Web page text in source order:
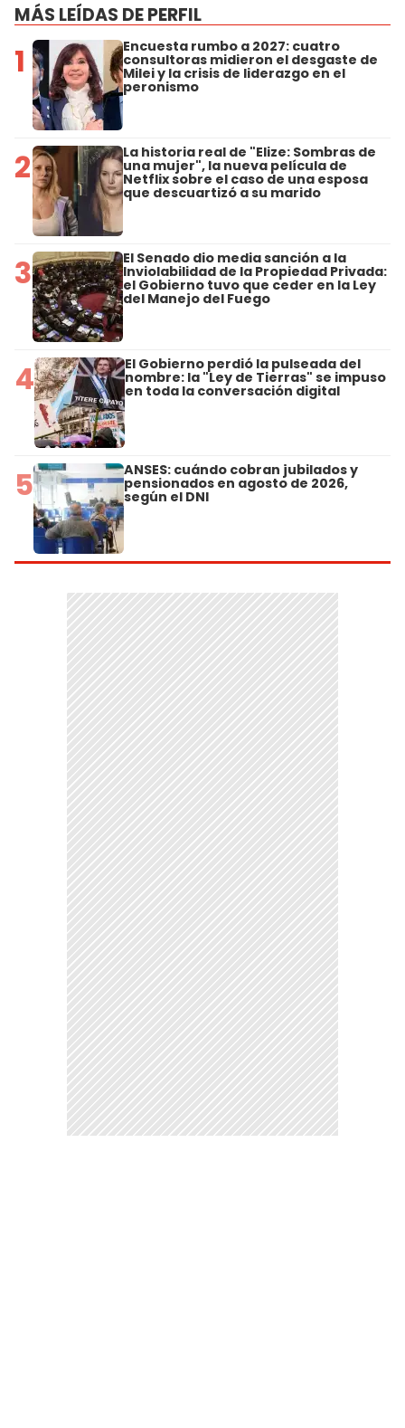
MÁS LEÍDAS DE PERFIL
1 Encuesta rumbo a 2027: cuatro
consultoras midieron el desgaste de
Milei y la crisis de liderazgo en el
peronismo
2 La historia real de "Elize: Sombras de
una mujer", la nueva película de
Netflix sobre el caso de una esposa
que descuartizó a su marido
3 El Senado dio media sanción a la
Inviolabilidad de la Propiedad Privada:
el Gobierno tuvo que ceder en la Ley
del Manejo del Fuego
4 El Gobierno perdió la pulseada del
nombre: la "Ley de Tierras" se impuso
en toda la conversación digital
5 ANSES: cuándo cobran jubilados y
pensionados en agosto de 2026,
según el DNI